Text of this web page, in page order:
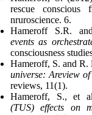
rescue
nruroscience. 6.
Hameroff S.R.
events as
consciousness
Hameroff, S. and R.
universe: Areview
reviews, 11(1).
Hameroff, S., et
(TUS) effects on